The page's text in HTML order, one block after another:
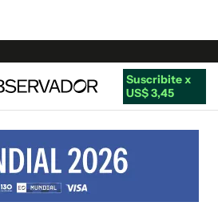
Suscribite x
US$ 3,45